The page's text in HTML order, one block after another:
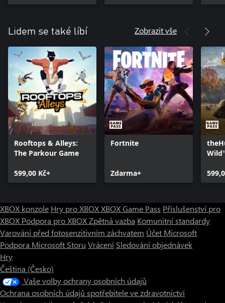
Lidem se také líbí Zobrazit vše
Rooftops & Alleys:
The Parkour Game
599,00 Kč+
Fortnite
Zdarma+
XBOX konzole Hry pro XBOXXBOX Game Pass Příslušenství pro
XBOX Podpora pro XBOXZpětná vazba Komunitní standardy
Varování před fotosenzitivním záchvatem Účet Microsoft
Podpora Microsoft Storu Vrácení Sledování objednávek
Hry
Čeština (Česko)
Vaše volby ochrany osobních údajů
Ochrana osobních údajů spotřebitele ve zdravotnictví